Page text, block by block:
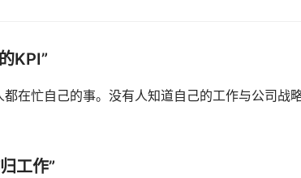
KPI”
在忙自己的事。没有人知道自己的工作与公司战
工作”